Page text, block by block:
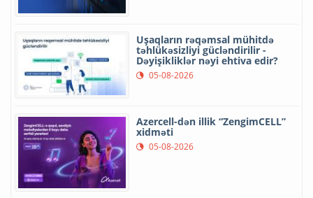
Uşaqların rəqəmsal mühitdə
təhlükəsizliyi gücləndirilir -
Dəyişikliklər nəyi ehtiva edir?
05-08-2026
Azercell-dən illik “ZengimCELL”
xidməti
05-08-2026